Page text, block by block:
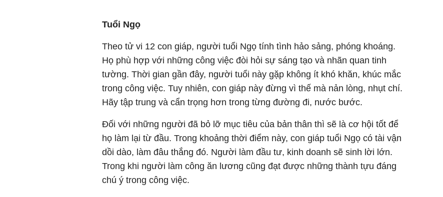
Tuổi Ngọ
Theo tử vi 12 con giáp, người tuổi Ngọ tính tình hảo sảng, phóng khoáng.
Họ phù hợp với những công việc đòi hỏi sự sáng tạo và nhãn quan tinh
tường. Thời gian gần đây, người tuổi này gặp không ít khó khăn, khúc mắc
trong công việc. Tuy nhiên, con giáp này đừng vì thế mà nản lòng, nhụt chí.
Hãy tập trung và cẩn trọng hơn trong từng đường đi, nước bước.
Đối với những người đã bỏ lỡ mục tiêu của bản thân thì sẽ là cơ hội tốt để
họ làm lại từ đầu. Trong khoảng thời điểm này, con giáp tuổi Ngọ có tài vận
dồi dào, làm đâu thắng đó. Người làm đầu tư, kinh doanh sẽ sinh lời lớn.
Trong khi người làm công ăn lương cũng đạt được những thành tựu đáng
chú ý trong công việc.